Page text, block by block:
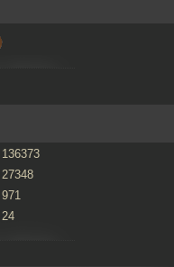
24
136373
27348
971